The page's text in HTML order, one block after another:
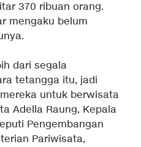
370 ribuan orang.
mengaku belum
dari segala
tetangga itu, jadi
untuk berwisata
Adella Raung, Kepala
Pengembangan
Pariwisata,